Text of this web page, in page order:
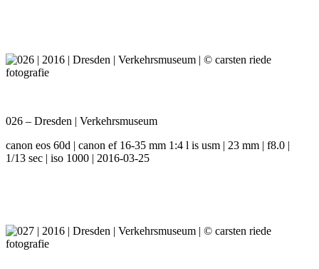
026 – Dresden | Verkehrsmuseum
canon eos 60d | canon ef 16-35 mm 1:4 l is usm | 23 mm | f8.0 |
1/13 sec | iso 1000 | 2016-03-25